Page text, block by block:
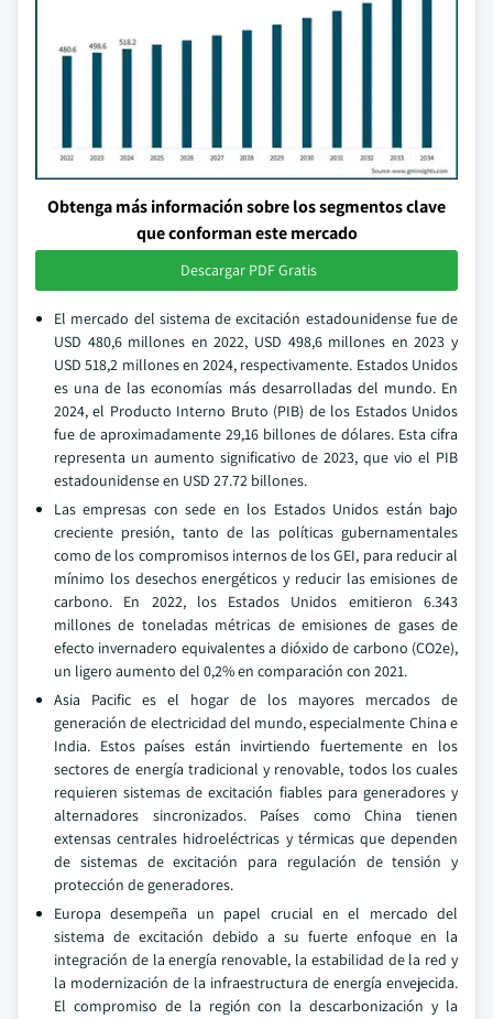
Obtenga más información sobre los segmentos clave
que conforman este mercado
Descargar PDF Gratis
El mercado del sistema de excitación estadounidense fue de
USD 480,6 millones en 2022, USD 498,6 millones en 2023 y
USD 518,2 millones en 2024, respectivamente. Estados Unidos
es una de las economías más desarrolladas del mundo. En
2024, el Producto Interno Bruto (PIB) de los Estados Unidos
fue de aproximadamente 29,16 billones de dólares. Esta cifra
representa un aumento significativo de 2023, que vio el PIB
estadounidense en USD 27.72 billones.
Las empresas con sede en los Estados Unidos están bajo
creciente presión, tanto de las políticas gubernamentales
como de los compromisos internos de los GEI, para reducir al
mínimo los desechos energéticos y reducir las emisiones de
carbono. En 2022, los Estados Unidos emitieron 6.343
millones de toneladas métricas de emisiones de gases de
efecto invernadero equivalentes a dióxido de carbono (CO2e),
un ligero aumento del 0,2% en comparación con 2021.
Asia Pacific es el hogar de los mayores mercados de
generación de electricidad del mundo, especialmente China e
India. Estos países están invirtiendo fuertemente en los
sectores de energía tradicional y renovable, todos los cuales
requieren sistemas de excitación fiables para generadores y
alternadores sincronizados. Países como China tienen
extensas centrales hidroeléctricas y térmicas que dependen
de sistemas de excitación para regulación de tensión y
protección de generadores.
Europa desempeña un papel crucial en el mercado del
sistema de excitación debido a su fuerte enfoque en la
integración de la energía renovable, la estabilidad de la red y
la modernización de la infraestructura de energía envejecida.
El compromiso de la región con la descarbonización y la